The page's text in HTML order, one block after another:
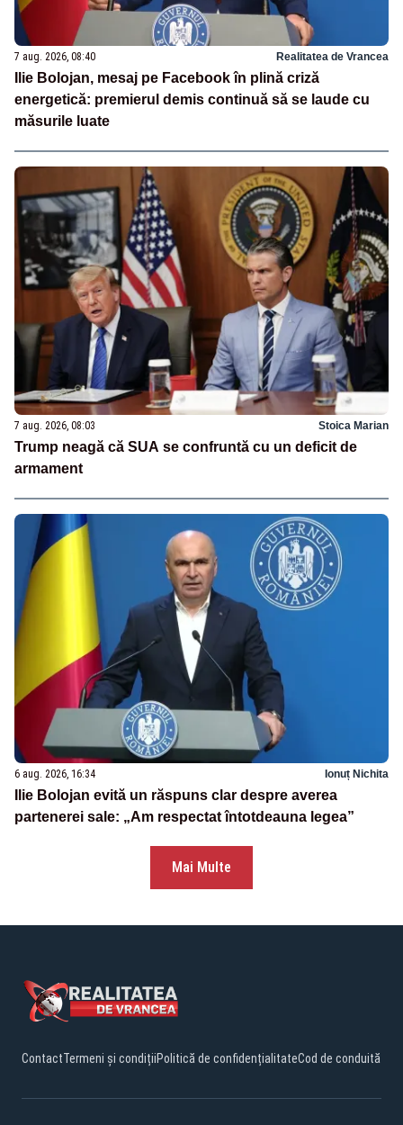
7 aug. 2026, 08:40 Realitatea de Vrancea
Ilie Bolojan, mesaj pe Facebook în plină criză
energetică: premierul demis continuă să se laude cu
măsurile luate
7 aug. 2026, 08:03 Stoica Marian
Trump neagă că SUA se confruntă cu un deficit de
armament
6 aug. 2026, 16:34 Ionuț Nichita
Ilie Bolojan evită un răspuns clar despre averea
partenerei sale: „Am respectat întotdeauna legea”
Mai Multe
ContactTermeni și condițiiPolitică de confidențialitateCod de conduită